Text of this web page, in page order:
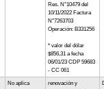
Res. N°10479 del
10/11/2022 Factura
N°7263703
Operación: B331256
* valor del dólar
$856,31 a fecha
06/01/23 CDP 59683
- CC 061
No aplica
renovación y